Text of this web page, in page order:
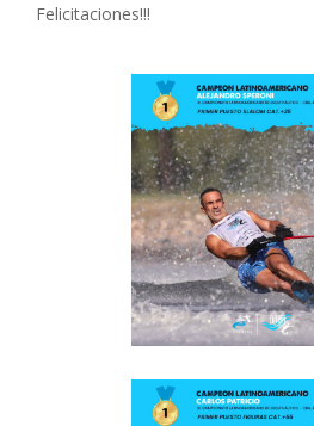
Felicitaciones!!!